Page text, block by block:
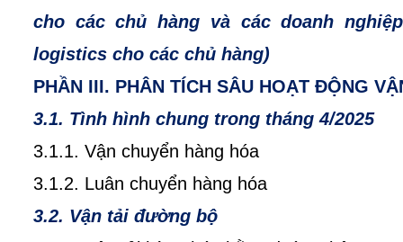
cho các chủ hàng và các doanh
logistics cho các chủ hàng)
PHẦN III. PHÂN TÍCH SÂU HOẠT ĐỘNG
3.1. Tình hình chung trong tháng 4/2025
3.1.1. Vận chuyển hàng hóa
3.1.2. Luân chuyển hàng hóa
3.2. Vận tải đường bộ